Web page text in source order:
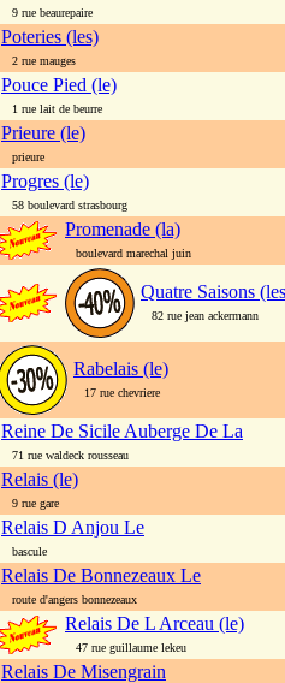
9 rue beaurepaire
Poteries (les)
2 rue mauges
Pouce Pied (le)
1 rue lait de beurre
Prieure (le)
prieure
Progres (le)
58 boulevard strasbourg
Promenade (la)
boulevard marechal juin
Quatre Saisons
82 rue jean ackermann
Rabelais (le)
17 rue chevriere
Reine De Sicile Auberge De La
71 rue waldeck rousseau
Relais (le)
9 rue gare
Relais D Anjou Le
bascule
Relais De Bonnezeaux Le
route d'angers bonnezeaux
Relais De L Arceau (le)
47 rue guillaume lekeu
Relais De Misengrain